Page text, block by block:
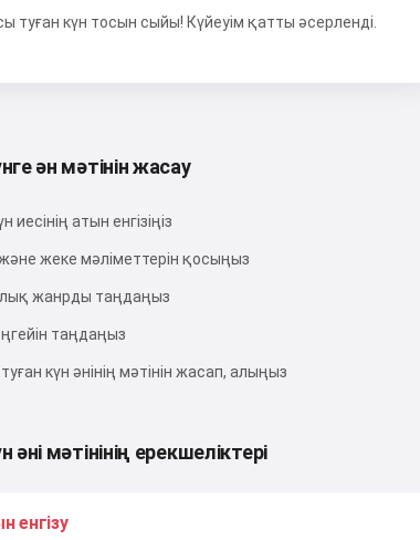
туған күн тосын сыйы! Күйеуім қатты әсерленді.
ән мәтінін жасау
иесінің атын енгізіңіз
жеке мәліметтерін қосыңыз
жанрды таңдаңыз
таңдаңыз
туған күн әнінің мәтінін жасап, алыңыз
әні мәтінінің ерекшеліктері
енгізу
Құпиялылық саясаты